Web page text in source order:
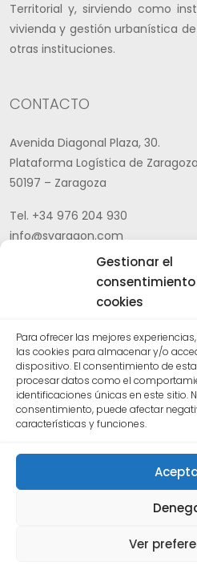
Gestionar el
cookies
Para ofrecer las mejores
las cookies para almacenar y/o
dispositivo. El consentimiento de
procesar datos como el
identificaciones únicas en este sitio.
consentimiento, puede afectar
características y funciones.
Ver
Territorial y, sirviendo como
vivienda y gestión urbanística
otras instituciones.
CONTACTO
Avenida Diagonal Plaza, 30.
Plataforma Logística de Zaragoza
50197 – Zaragoza
Tel. +34 976 204 930
info@svaragon.com
Política de
general de cumplimiento CEPA
CERTIFICADOS DE CALIDAD